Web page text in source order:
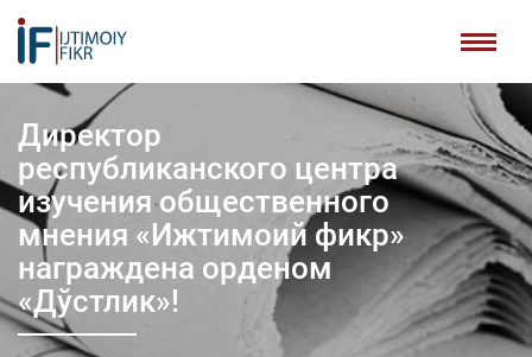
Директор
республиканского центра
изучения общественного
мнения «Ижтимоий фикр»
награждена орденом
«Дўстлик»!